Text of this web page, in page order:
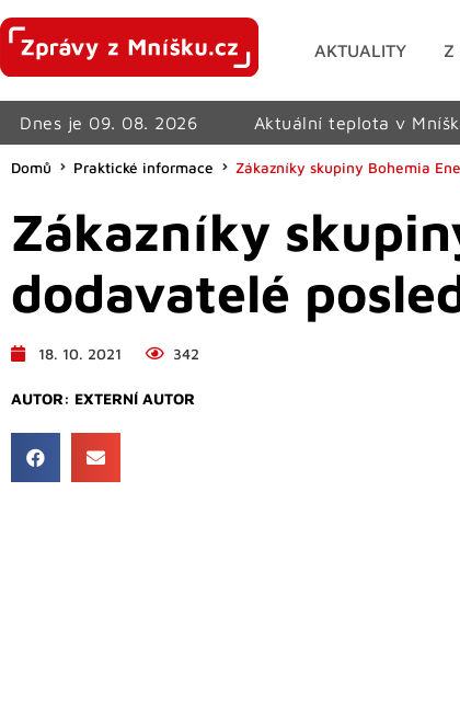
AKTUALITY Z
Dnes je 09. 08. 2026 Aktuální teplota v
Domů Praktické informace Zákazníky skupiny Bohemia
Zákazníky
dodavatelé
18. 10. 2021 342
AUTOR: EXTERNÍ AUTOR